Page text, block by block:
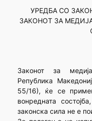
УРЕДБА СО
ЗАКОНОТ ЗА
Законот за
Република
55/16), ќе се
вонредната
законска сила не е